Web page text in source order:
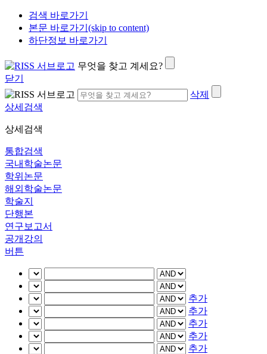
검색 바로가기
본문 바로가기(skip to content)
하단정보 바로가기
무엇을 찾고 계세요?
닫기
삭제
상세검색
상세검색
통합검색
국내학술논문
학위논문
해외학술논문
학술지
단행본
연구보고서
공개강의
버튼
추가
추가
추가
추가
추가